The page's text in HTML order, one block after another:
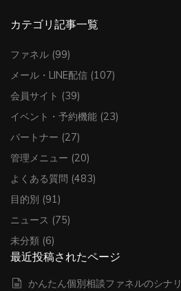
カテゴリ記事一覧
ファネル (99)
メール・LINE配信 (107)
会員サイト (39)
イベント・予約機能 (23)
パートナー (27)
管理メニュー (20)
よくある質問 (483)
目的別 (91)
ニュース (75)
未分類 (6)
最近投稿されたページ
かんたん個別相談ファネルのシナ